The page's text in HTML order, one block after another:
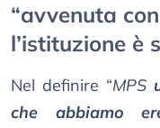
“avvenuta
l’istituzione è
Nel definire “MPS
che abbiamo